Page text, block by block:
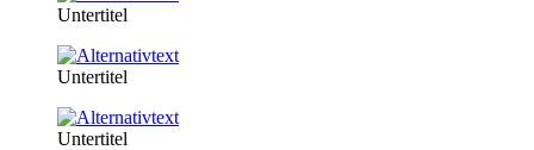
Untertitel
Untertitel
Untertitel